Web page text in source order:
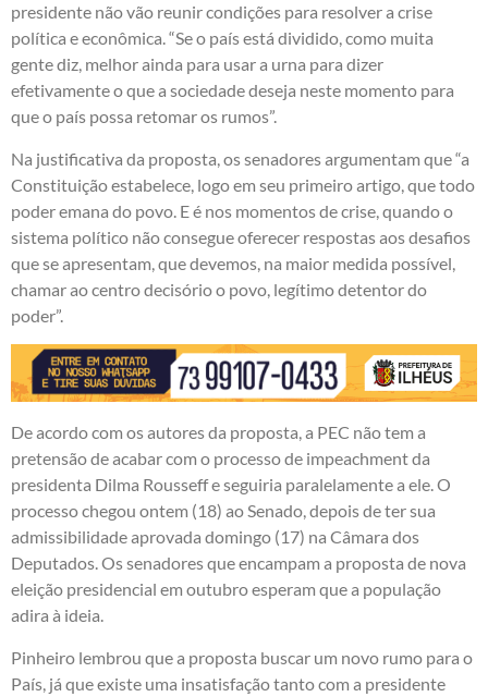
presidente não vão reunir condições para resolver a crise
política e econômica. “Se o país está dividido, como muita
gente diz, melhor ainda para usar a urna para dizer
efetivamente o que a sociedade deseja neste momento para
que o país possa retomar os rumos”.
Na justificativa da proposta, os senadores argumentam que “a
Constituição estabelece, logo em seu primeiro artigo, que todo
poder emana do povo. E é nos momentos de crise, quando o
sistema político não consegue oferecer respostas aos desafios
que se apresentam, que devemos, na maior medida possível,
chamar ao centro decisório o povo, legítimo detentor do
poder”.
De acordo com os autores da proposta, a PEC não tem a
pretensão de acabar com o processo de impeachment da
presidenta Dilma Rousseff e seguiria paralelamente a ele. O
processo chegou ontem (18) ao Senado, depois de ter sua
admissibilidade aprovada domingo (17) na Câmara dos
Deputados. Os senadores que encampam a proposta de nova
eleição presidencial em outubro esperam que a população
adira à ideia.
Pinheiro lembrou que a proposta buscar um novo rumo para o
País, já que existe uma insatisfação tanto com a presidente